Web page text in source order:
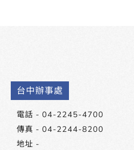
台中辦事處
電話 - 04-2245-4700
傳真 - 04-2244-8200
地址 -